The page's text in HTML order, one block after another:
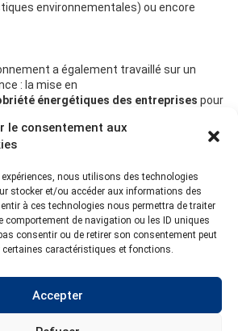
le consentement aux
nous utilisons des technologies
stocker et/ou accéder aux informations des
à ces technologies nous permettra de traiter
comportement de navigation ou les ID uniques
consentir ou de retirer son consentement peut
caractéristiques et fonctions.
Accepter
environnementales) ou encore
a également travaillé sur un
: la mise en
énergétiques des entreprises pour
Actualité précédente
Retour aux actualités